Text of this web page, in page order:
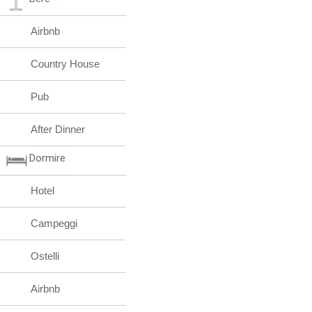
Airbnb
Country House
Pub
After Dinner
Dormire
Hotel
Campeggi
Ostelli
Airbnb